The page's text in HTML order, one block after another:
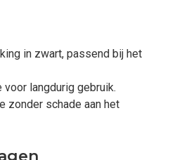
in zwart, passend bij het
langdurig gebruik.
zonder schade aan het